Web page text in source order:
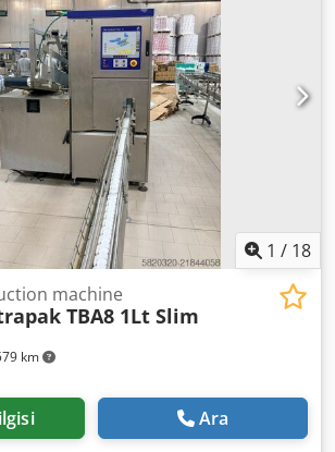
1 / 18
km
machine
TBA8 1Lt Slim
Ara